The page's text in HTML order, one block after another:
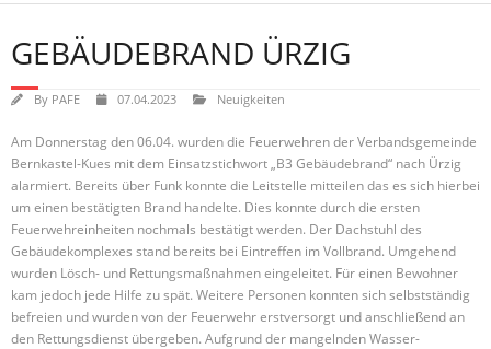
GEBÄUDEBRAND ÜRZIG
By PAFE 07.04.2023 Neuigkeiten
Am Donnerstag den 06.04. wurden die Feuerwehren der Verbandsgemeinde
Bernkastel-Kues mit dem Einsatzstichwort „B3 Gebäudebrand“ nach Ürzig
alarmiert. Bereits über Funk konnte die Leitstelle mitteilen das es sich hierbei
um einen bestätigten Brand handelte. Dies konnte durch die ersten
Feuerwehreinheiten nochmals bestätigt werden. Der Dachstuhl des
Gebäudekomplexes stand bereits bei Eintreffen im Vollbrand. Umgehend
wurden Lösch- und Rettungsmaßnahmen eingeleitet. Für einen Bewohner
kam jedoch jede Hilfe zu spät. Weitere Personen konnten sich selbstständig
befreien und wurden von der Feuerwehr erstversorgt und anschließend an
den Rettungsdienst übergeben. Aufgrund der mangelnden Wasser-